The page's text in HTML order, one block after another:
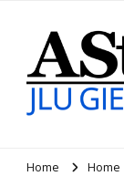
Home Home